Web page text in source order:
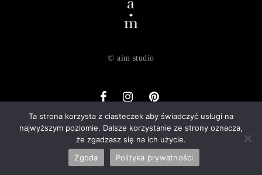
Ta strona korzysta z ciasteczek aby świadczyć usługi na
najwyższym poziomie. Dalsze korzystanie ze strony oznacza,
że zgadzasz się na ich użycie.
Zgoda
Polityka prywatności
© aim studio
o nas dostawa zwroty regulamin
polityka prywatności
kontakt